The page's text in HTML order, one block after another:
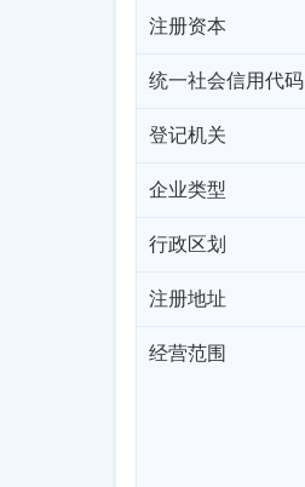
注册资本
统一社会信用代码
登记机关
企业类型
行政区划
注册地址
经营范围